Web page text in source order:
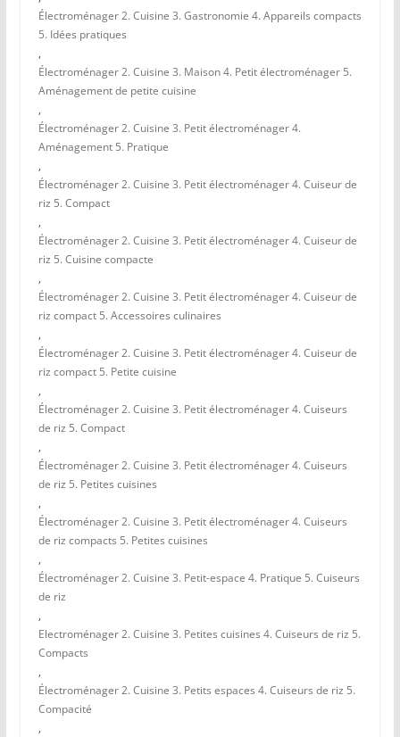
Électroménager 2. Cuisine 3. Gastronomie 4. Appareils compacts
5. Idées pratiques
,
Électroménager 2. Cuisine 3. Maison 4. Petit électroménager 5.
Aménagement de petite cuisine
,
Électroménager 2. Cuisine 3. Petit électroménager 4.
Aménagement 5. Pratique
,
Électroménager 2. Cuisine 3. Petit électroménager 4. Cuiseur de
riz 5. Compact
,
Électroménager 2. Cuisine 3. Petit électroménager 4. Cuiseur de
riz 5. Cuisine compacte
,
Électroménager 2. Cuisine 3. Petit électroménager 4. Cuiseur de
riz compact 5. Accessoires culinaires
,
Électroménager 2. Cuisine 3. Petit électroménager 4. Cuiseur de
riz compact 5. Petite cuisine
,
Électroménager 2. Cuisine 3. Petit électroménager 4. Cuiseurs
de riz 5. Compact
,
Électroménager 2. Cuisine 3. Petit électroménager 4. Cuiseurs
de riz 5. Petites cuisines
,
Électroménager 2. Cuisine 3. Petit électroménager 4. Cuiseurs
de riz compacts 5. Petites cuisines
,
Électroménager 2. Cuisine 3. Petit-espace 4. Pratique 5. Cuiseurs
de riz
,
Electroménager 2. Cuisine 3. Petites cuisines 4. Cuiseurs de riz 5.
Compacts
,
Électroménager 2. Cuisine 3. Petits espaces 4. Cuiseurs de riz 5.
Compacité
,